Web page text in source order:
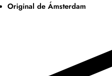
Original de Ámsterdam